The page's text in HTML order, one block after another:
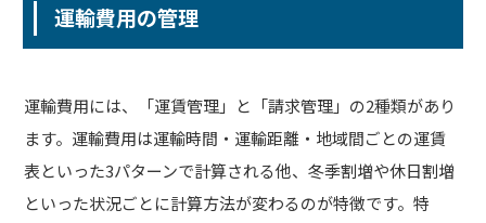
運輸費用の管理
運輸費用には、「運賃管理」と「請求管理」の2種類があり
ます。運輸費用は運輸時間・運輸距離・地域間ごとの運賃
表といった3パターンで計算される他、冬季割増や休日割増
といった状況ごとに計算方法が変わるのが特徴です。特